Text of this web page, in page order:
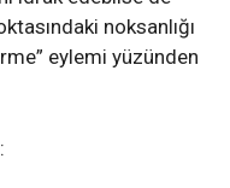
noksanlığı
eylemi yüzünden